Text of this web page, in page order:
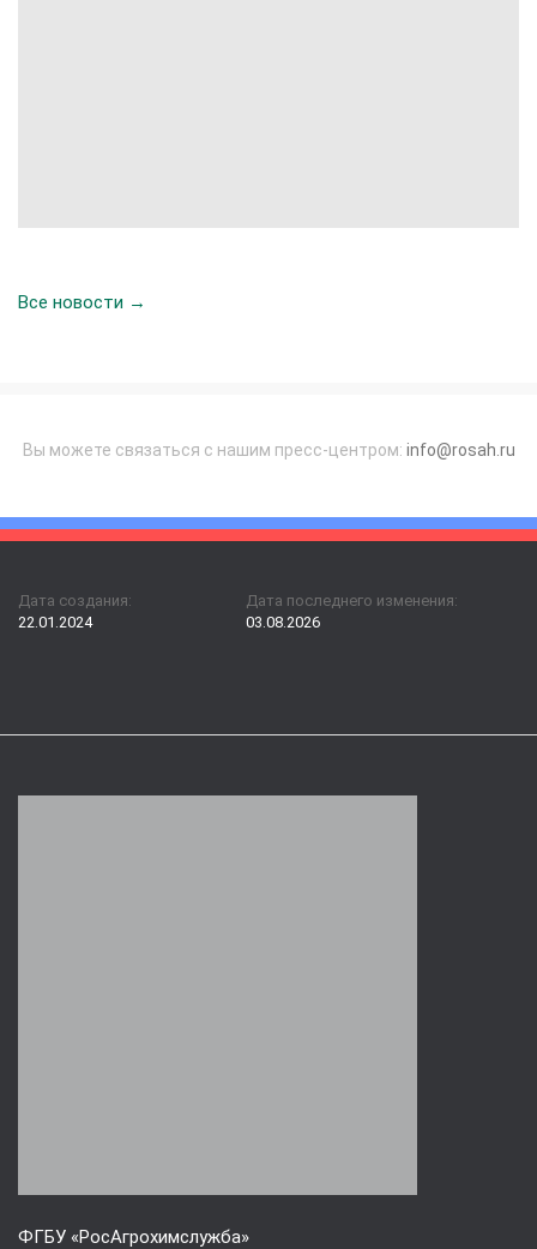
Все новости →
Вы можете связаться с нашим пресс-центром: info@rosah.ru
Дата создания:
22.01.2024
Дата последнего изменения:
03.08.2026
ФГБУ «РосАгрохимслужба»